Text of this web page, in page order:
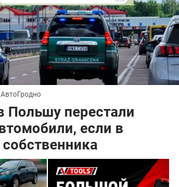
| АвтоГродно
Польшу перестали
если в